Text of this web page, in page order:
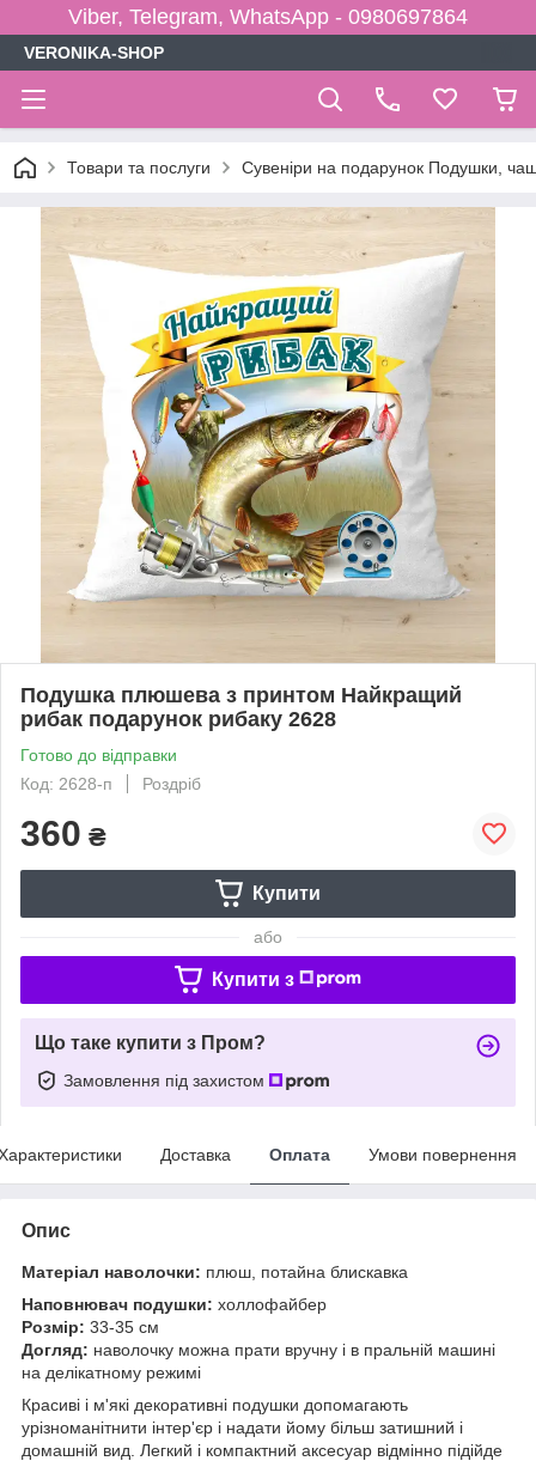
Viber, Telegram, WhatsApp - 0980697864
VERONIKA-SHOP
Товари та послуги Сувеніри на подарунок Подушки,
Подушка плюшева з принтом Найкращий
рибак подарунок рибаку 2628
Готово до відправки
Код: 2628-п
Роздріб
360 ₴
Купити
або
Купити з
Що таке купити з Пром?
Замовлення під захистом
Доставка Оплата Умови повернення
Опис
Матеріал наволочки: плюш, потайна блискавка
Наповнювач подушки: холлофайбер
Розмір: 33-35 см
Догляд: наволочку можна прати вручну і в пральній машині
на делікатному режимі
Красиві і м'які декоративні подушки допомагають
урізноманітнити інтер'єр і надати йому більш затишний і
домашній вид. Легкий і компактний аксесуар відмінно підійде